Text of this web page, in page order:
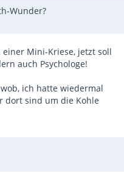
Wunder?
Mini-Kriese, jetzt soll
auch Psychologe!
ich hatte wiedermal
dort sind um die Kohle